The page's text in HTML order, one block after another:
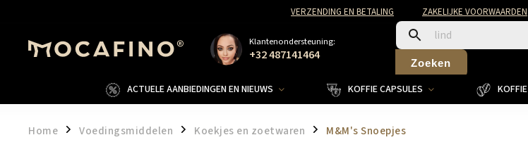
VERZENDING EN BETALING ZAKELIJKE VOORWAARDEN
Klantenondersteuning:
+32 487141464 Zoeken
ACTUELE AANBIEDINGEN EN NIEUWS KOFFIE CAPSULES KOFFIE
Home / Voedingsmiddelen / Koekjes en zoetwaren / M&M's Snoepjes